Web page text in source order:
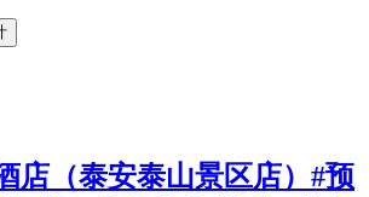
店（泰安泰山景区店）#预